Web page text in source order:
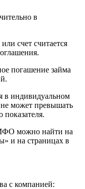
в
счет считается
погашение займа
в индивидуальном
может превышать
показателя.
можно найти на
и на страницах в
с компанией: